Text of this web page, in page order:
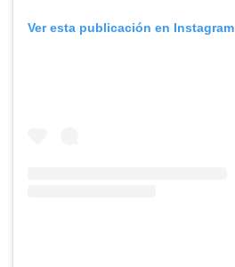
Ver esta publicación en Instagram